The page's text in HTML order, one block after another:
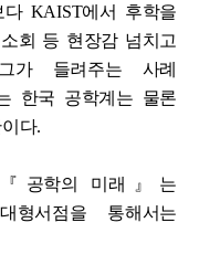
KAIST에서 후학을
회 등 현장감 넘치고
가 들려주는 사례
한국 공학계는 물론
다.
공학의 미래』는
형서점을 통해서는